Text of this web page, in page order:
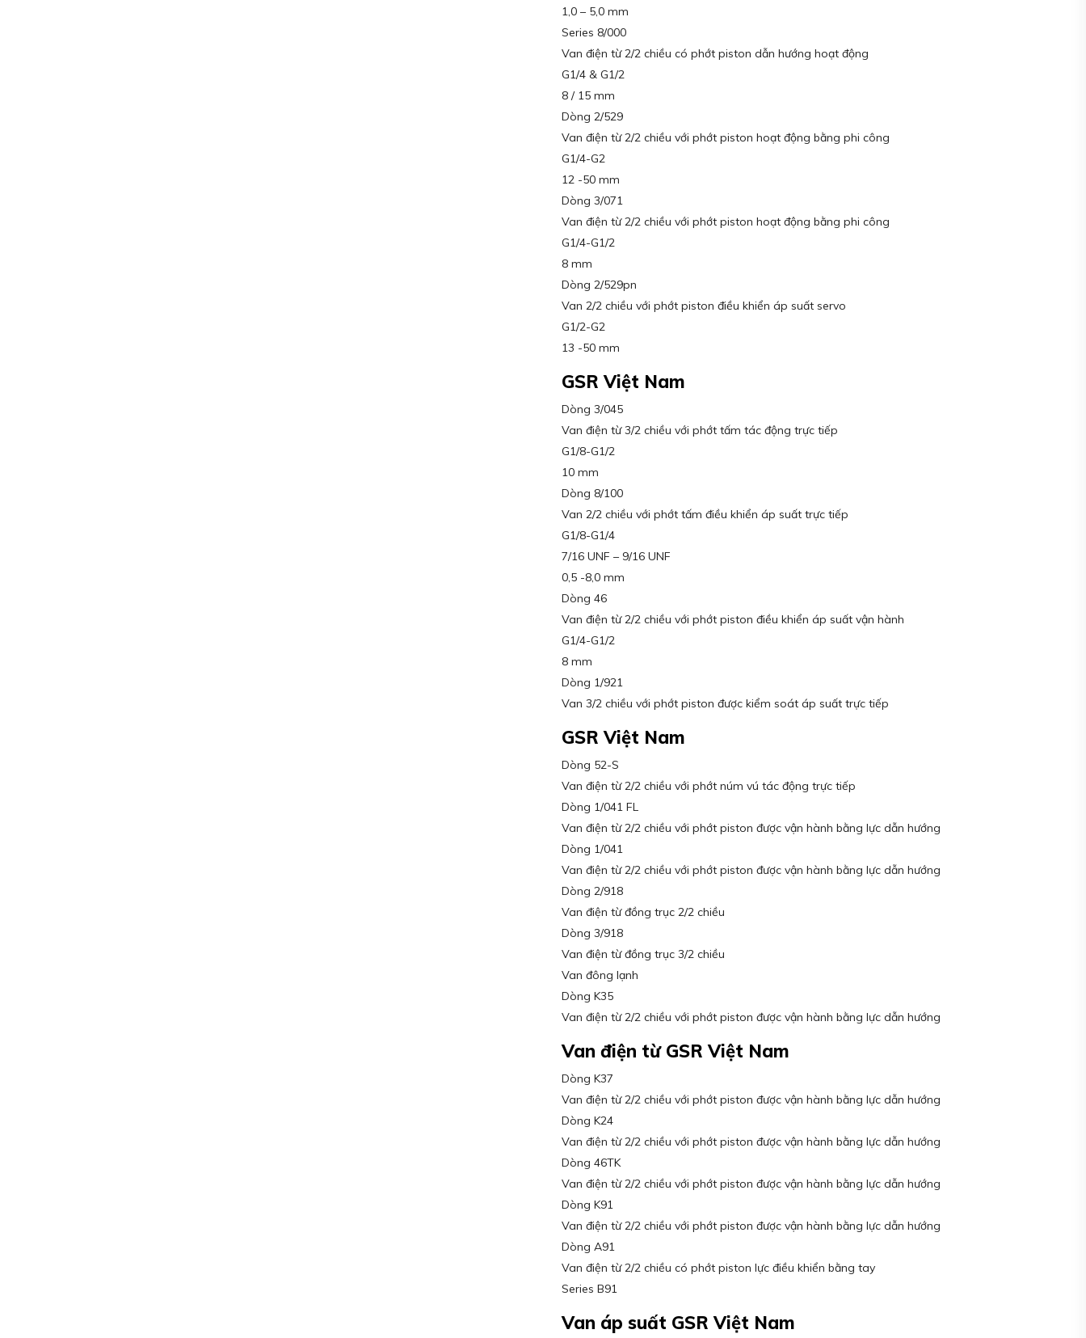
1,0 – 5,0 mm
Series 8/000
Van điện từ 2/2 chiều có phớt piston dẫn hướng hoạt động
G1/4 & G1/2
8 / 15 mm
Dòng 2/529
Van điện từ 2/2 chiều với phớt piston hoạt động bằng phi công
G1/4-G2
12 -50 mm
Dòng 3/071
Van điện từ 2/2 chiều với phớt piston hoạt động bằng phi công
G1/4-G1/2
8 mm
Dòng 2/529pn
Van 2/2 chiều với phớt piston điều khiển áp suất servo
G1/2-G2
13 -50 mm
GSR Việt Nam
Dòng 3/045
Van điện từ 3/2 chiều với phớt tấm tác động trực tiếp
G1/8-G1/2
10 mm
Dòng 8/100
Van 2/2 chiều với phớt tấm điều khiển áp suất trực tiếp
G1/8-G1/4
7/16 UNF – 9/16 UNF
0,5 -8,0 mm
Dòng 46
Van điện từ 2/2 chiều với phớt piston điều khiển áp suất vận hành
G1/4-G1/2
8 mm
Dòng 1/921
Van 3/2 chiều với phớt piston được kiểm soát áp suất trực tiếp
GSR Việt Nam
Dòng 52-S
Van điện từ 2/2 chiều với phớt núm vú tác động trực tiếp
Dòng 1/041 FL
Van điện từ 2/2 chiều với phớt piston được vận hành bằng lực dẫn hướng
Dòng 1/041
Van điện từ 2/2 chiều với phớt piston được vận hành bằng lực dẫn hướng
Dòng 2/918
Van điện từ đồng trục 2/2 chiều
Dòng 3/918
Van điện từ đồng trục 3/2 chiều
Van đông lạnh
Dòng K35
Van điện từ 2/2 chiều với phớt piston được vận hành bằng lực dẫn hướng
Van điện từ GSR Việt Nam
Dòng K37
Van điện từ 2/2 chiều với phớt piston được vận hành bằng lực dẫn hướng
Dòng K24
Van điện từ 2/2 chiều với phớt piston được vận hành bằng lực dẫn hướng
Dòng 46TK
Van điện từ 2/2 chiều với phớt piston được vận hành bằng lực dẫn hướng
Dòng K91
Van điện từ 2/2 chiều với phớt piston được vận hành bằng lực dẫn hướng
Dòng A91
Van điện từ 2/2 chiều có phớt piston lực điều khiển bằng tay
Series B91
Van áp suất GSR Việt Nam